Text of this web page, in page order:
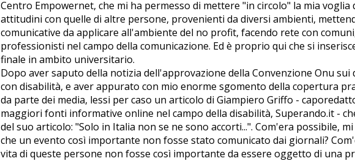
Centro Empowernet, che mi ha permesso di mettere "in circolo" la mia voglia
attitudini con quelle di altre persone, provenienti da diversi ambienti,
comunicative da applicare all'ambiente del no profit, facendo rete con
professionisti nel campo della comunicazione. Ed è proprio qui che si
finale in ambito universitario.
Dopo aver saputo della notizia dell'approvazione della Convenzione Onu
con disabilità, e aver appurato con mio enorme sgomento della copertura
da parte dei media, lessi per caso un articolo di Giampiero Griffo -
maggiori fonti informative online nel campo della disabilità, Superando.it -
del suo articolo: "Solo in Italia non se ne sono accorti...". Com'era possibile,
che un evento così importante non fosse stato comunicato dai giornali?
vita di queste persone non fosse così importante da essere oggetto di una